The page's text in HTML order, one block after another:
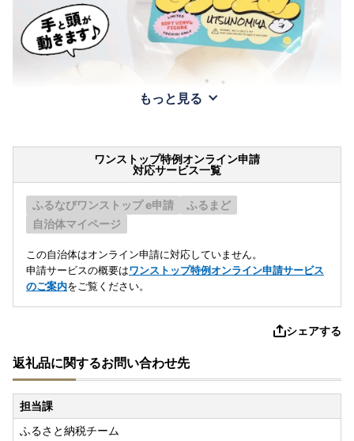
もっと見る
ワンストップ特例オンライン申請
対応サービス一覧
ふるなびワンストップ e申請
ふるまど
自治体マイページ
この自治体はオンライン申請に対応していません。
申請サービスの概要はワンストップ特例オンライン申請サービス
のご案内をご覧ください。
シェアする
返礼品に関するお問い合わせ先
担当課
ふるさと納税チーム